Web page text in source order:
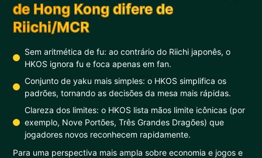
de Hong Kong difere de
Riichi/MCR
Sem aritmética de fu: ao contrário do Riichi japonês, o
HKOS ignora fu e foca apenas em fan.
Conjunto de yaku mais simples: o HKOS simplifica os
padrões, tornando as decisões da mesa mais rápidas.
Clareza dos limites: o HKOS lista mãos limite icônicas (por
exemplo, Nove Portões, Três Grandes Dragões) que
jogadores novos reconhecem rapidamente.
Para uma perspectiva mais ampla sobre economia e jogos e